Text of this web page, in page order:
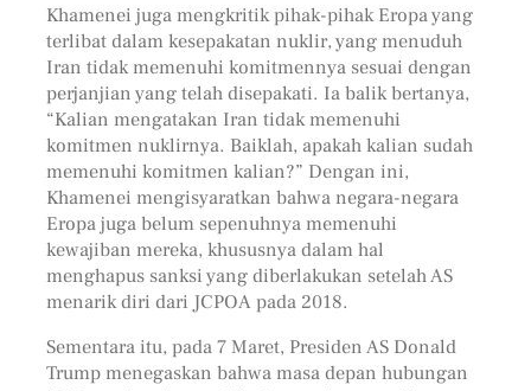
Khamenei juga mengkritik pihak-pihak Eropa yang
terlibat dalam kesepakatan nuklir, yang menuduh
Iran tidak memenuhi komitmennya sesuai dengan
perjanjian yang telah disepakati. Ia balik bertanya,
“Kalian mengatakan Iran tidak memenuhi
komitmen nuklirnya. Baiklah, apakah kalian sudah
memenuhi komitmen kalian?” Dengan ini,
Khamenei mengisyaratkan bahwa negara-negara
Eropa juga belum sepenuhnya memenuhi
kewajiban mereka, khususnya dalam hal
menghapus sanksi yang diberlakukan setelah AS
menarik diri dari JCPOA pada 2018.
Sementara itu, pada 7 Maret, Presiden AS Donald
Trump menegaskan bahwa masa depan hubungan